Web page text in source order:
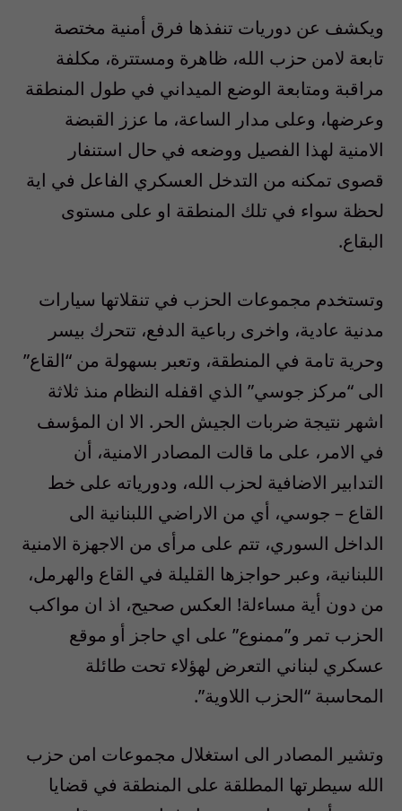
ويكشف عن دوريات تنفذها فرق أمنية مختصة
تابعة لامن حزب الله، ظاهرة ومستترة، مكلفة
مراقبة ومتابعة الوضع الميداني في طول المنطقة
وعرضها، وعلى مدار الساعة، ما عزز القبضة
الامنية لهذا الفصيل ووضعه في حال استنفار
قصوى تمكنه من التدخل العسكري الفاعل في اية
لحظة سواء في تلك المنطقة او على مستوى
البقاع.
وتستخدم مجموعات الحزب في تنقلاتها سيارات
مدنية عادية، واخرى رباعية الدفع، تتحرك بيسر
وحرية تامة في المنطقة، وتعبر بسهولة من “القاع”
الى “مركز جوسي” الذي اقفله النظام منذ ثلاثة
اشهر نتيجة ضربات الجيش الحر. الا ان المؤسف
في الامر، على ما قالت المصادر الامنية، أن
التدابير الاضافية لحزب الله، ودورياته على خط
القاع – جوسي، أي من الاراضي اللبنانية الى
الداخل السوري، تتم على مرأى من الاجهزة الامنية
اللبنانية، وعبر حواجزها القليلة في القاع والهرمل،
من دون أية مساءلة! العكس صحيح، اذ ان مواكب
الحزب تمر و”ممنوع” على اي حاجز أو موقع
عسكري لبناني التعرض لهؤلاء تحت طائلة
المحاسبة “الحزب اللاوية”.
وتشير المصادر الى استغلال مجموعات امن حزب
الله سيطرتها المطلقة على المنطقة في قضايا